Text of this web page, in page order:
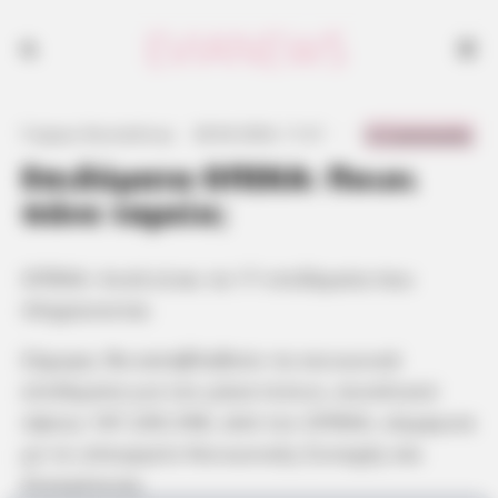
Επιδόματα ΟΠΕΚΑ: Ποιοι
πάνε ταμείο;